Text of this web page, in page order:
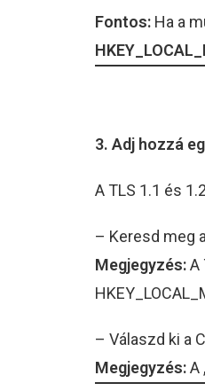
Fontos: Ha a
3. Adj hozzá
A TLS 1.1 és
– Keresd meg
Megjegyzés:A
– Válaszd ki a
Megjegyzés:A